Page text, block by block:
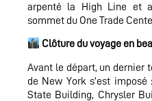
arpenté la High Line et
sommet du One Trade
Clôture du voyage en
Avant le départ, un dernier
de New York s’est
State Building, Chrysler